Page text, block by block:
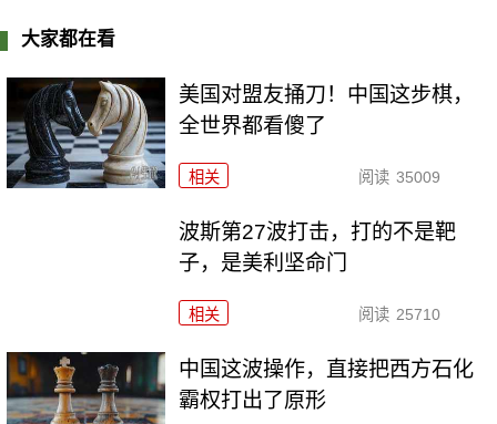
大家都在看
美国对盟友捅刀！中国这步棋，
全世界都看傻了
相关 阅读 35009
波斯第27波打击，打的不是靶
子，是美利坚命门
相关 阅读 25710
中国这波操作，直接把西方石化
霸权打出了原形